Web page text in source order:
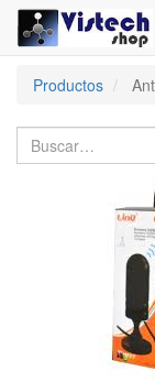
Productos